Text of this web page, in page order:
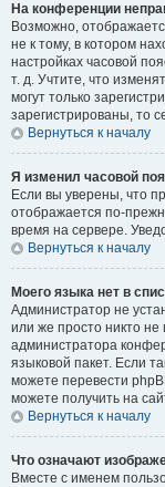
На конференции
Возможно,
не к тому, в котором
настройках часовой
т. д. Учтите, что
могут только
зарегистрированы, то
Вернуться к началу
Я изменил часовой
Если вы уверены, что
отображается по-
время на сервере.
Вернуться к началу
Моего языка нет в
Администратор не
или же просто никто
администратора
языковой пакет. Если
можете перевести
можете получить на
Вернуться к началу
Что означают
Вместе с именем